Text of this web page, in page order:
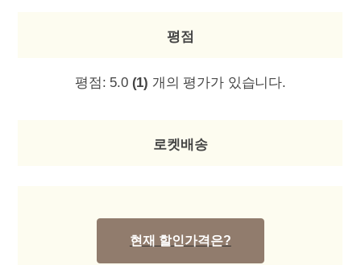
평점
평점: 5.0 (1) 개의 평가가 있습니다.
로켓배송
현재 할인가격은?